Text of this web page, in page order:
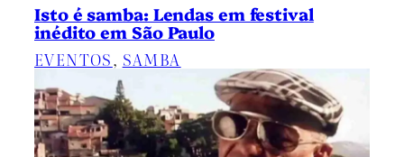
Isto é samba: Lendas em festival
inédito em São Paulo
EVENTOS, SAMBA